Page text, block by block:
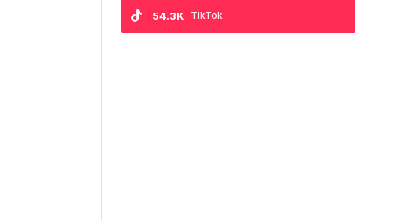
TikTok
54.3K